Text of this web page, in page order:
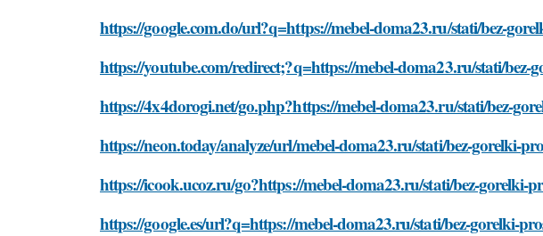
https://google.com.do/url?q=https://mebel-doma23.ru/stati/bez-
https://youtube.com/redirect;?q=https://mebel-doma23.ru/stati/
https://4x4dorogi.net/go.php?https://mebel-doma23.ru/stati/bez-
https://neon.today/analyze/url/mebel-doma23.ru/stati/bez-gorelki-
https://icook.ucoz.ru/go?https://mebel-doma23.ru/stati/bez-gorelki-
https://google.es/url?q=https://mebel-doma23.ru/stati/bez-gorelki-